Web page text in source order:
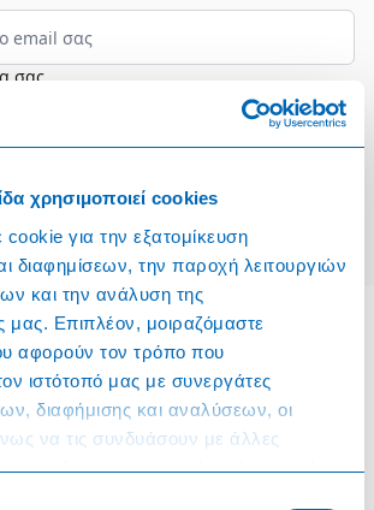
χρησιμοποιεί cookies
για την εξατομίκευση
διαφημίσεων, την παροχή λειτουργιών
και την ανάλυση της
μας. Επιπλέον, μοιραζόμαστε
αφορούν τον τρόπο που
ιστότοπό μας με συνεργάτες
διαφήμισης και αναλύσεων, οι
να τις συνδυάσουν με άλλες
τους έχετε παραχωρήσει ή τις οποίες
σας